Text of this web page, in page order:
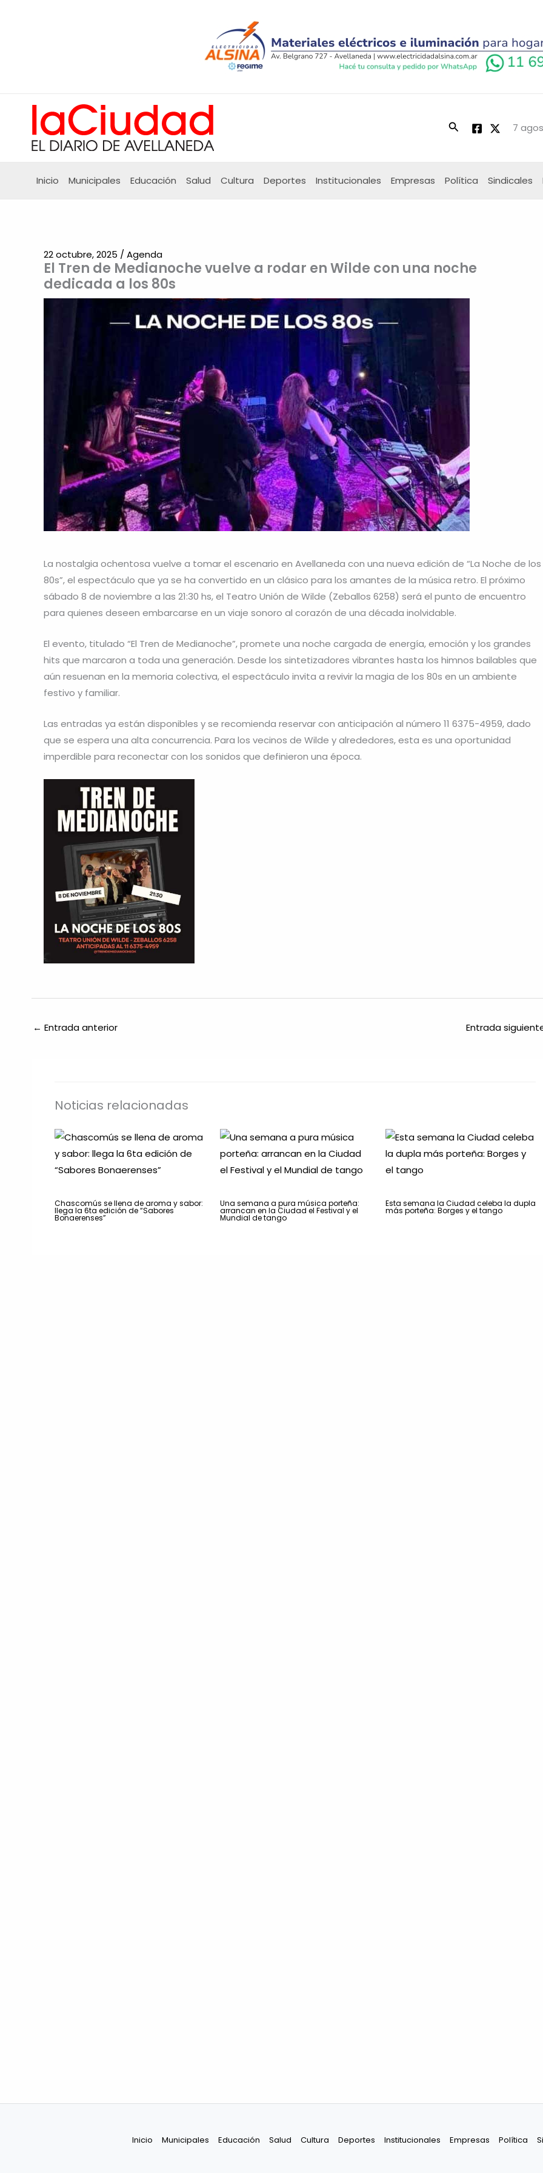
Buscar 7
Inicio Municipales Educación Salud Cultura Deportes Institucionales Empresas Política Sindicales
El Tren de Medianoche vuelve a rodar en Wilde con una noche
dedicada a los 80s
22 octubre, 2025 / Agenda
La nostalgia ochentosa vuelve a tomar el escenario en Avellaneda con una nueva edición de “La Noche de los
80s”, el espectáculo que ya se ha convertido en un clásico para los amantes de la música retro. El próximo
sábado 8 de noviembre a las 21:30 hs, el Teatro Unión de Wilde (Zeballos 6258) será el punto de encuentro
para quienes deseen embarcarse en un viaje sonoro al corazón de una década inolvidable.
El evento, titulado “El Tren de Medianoche”, promete una noche cargada de energía, emoción y los grandes
hits que marcaron a toda una generación. Desde los sintetizadores vibrantes hasta los himnos bailables que
aún resuenan en la memoria colectiva, el espectáculo invita a revivir la magia de los 80s en un ambiente
festivo y familiar.
Las entradas ya están disponibles y se recomienda reservar con anticipación al número 11 6375-4959, dado
que se espera una alta concurrencia. Para los vecinos de Wilde y alrededores, esta es una oportunidad
imperdible para reconectar con los sonidos que definieron una época.
← Entrada anterior Entrada
Noticias relacionadas
Chascomús se llena de aroma y sabor:
llega la 6ta edición de “Sabores
Bonaerenses”
Una semana a pura música porteña:
arrancan en la Ciudad el Festival y el
Mundial de tango
Esta semana la Ciudad celeba la dupla
más porteña: Borges y el tango
Inicio Municipales Educación Salud Cultura Deportes Institucionales Empresas Política